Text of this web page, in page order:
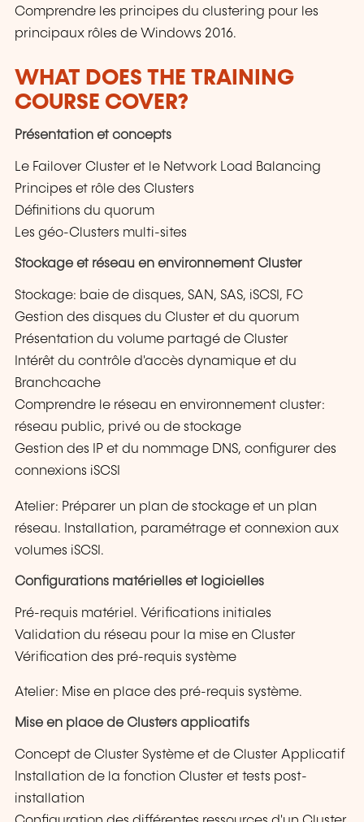
Comprendre les principes du clustering pour les
principaux rôles de Windows 2016.
WHAT DOES THE TRAINING
COURSE COVER?
Présentation et concepts
Le Failover Cluster et le Network Load Balancing
Principes et rôle des Clusters
Définitions du quorum
Les géo-Clusters multi-sites
Stockage et réseau en environnement Cluster
Stockage: baie de disques, SAN, SAS, iSCSI, FC
Gestion des disques du Cluster et du quorum
Présentation du volume partagé de Cluster
Intérêt du contrôle d'accès dynamique et du
Branchcache
Comprendre le réseau en environnement cluster:
réseau public, privé ou de stockage
Gestion des IP et du nommage DNS, configurer des
connexions iSCSI
Atelier: Préparer un plan de stockage et un plan
réseau. Installation, paramétrage et connexion aux
volumes iSCSI.
Configurations matérielles et logicielles
Pré-requis matériel. Vérifications initiales
Validation du réseau pour la mise en Cluster
Vérification des pré-requis système
Atelier: Mise en place des pré-requis système.
Mise en place de Clusters applicatifs
Concept de Cluster Système et de Cluster Applicatif
Installation de la fonction Cluster et tests post-
installation